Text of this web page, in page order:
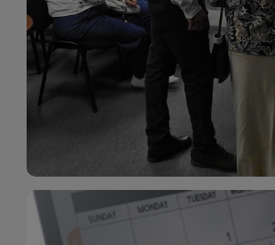
Wystawy
Biblioteka organizuje prezentujące
sztukę lokalnych twórców, jak i zbiory
W tej sekcji znajdziesz informacje o